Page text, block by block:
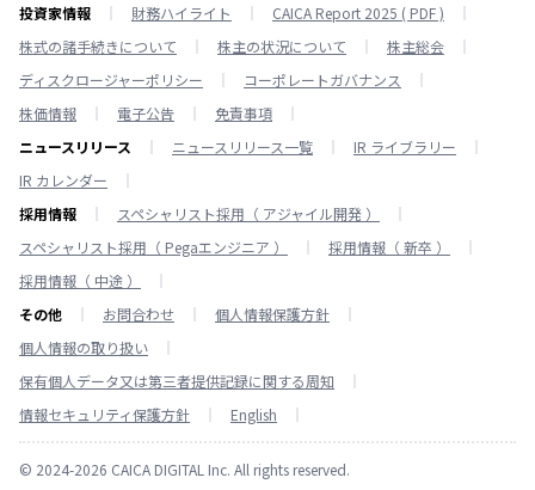
投資家情報
財務ハイライト
CAICA Report 2025 ( PDF )
株式の諸手続きについて
株主の状況について
株主総会
ディスクロージャーポリシー
コーポレートガバナンス
株価情報
電子公告
免責事項
ニュースリリース
ニュースリリース一覧
IR ライブラリー
IR カレンダー
採用情報
スペシャリスト採用（ アジャイル開発 ）
スペシャリスト採用（ Pegaエンジニア ）
採用情報（ 新卒 ）
採用情報（ 中途 ）
その他
お問合わせ
個人情報保護方針
個人情報の取り扱い
保有個人データ又は第三者提供記録に関する周知
情報セキュリティ保護方針
English
© 2024-2026 CAICA DIGITAL Inc. All rights reserved.